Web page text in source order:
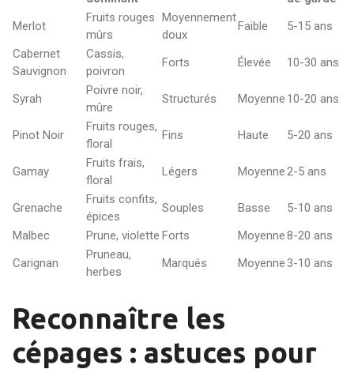
Merlot
Fruits rouges
mûrs
Moyennement
doux
Faible
5-15 ans
Cabernet
Sauvignon
Cassis,
poivron
Forts Élevée 10-30 ans
Syrah
Poivre noir,
mûre
Structurés Moyenne 10-20 ans
Pinot Noir
Fruits rouges,
floral
Fins Haute 5-20 ans
Gamay
Fruits frais,
floral
Légers Moyenne2-5 ans
Grenache
Fruits confits,
épices
Souples Basse
5-10 ans
Malbec
Prune, violette Forts Moyenne8-20 ans
Carignan
Pruneau,
herbes
Marqués Moyenne3-10 ans
Reconnaître les
cépages : astuces pour